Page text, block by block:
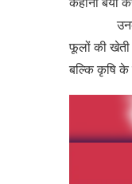
उनकी इस
फूलों की खेती
बल्कि कृषि के